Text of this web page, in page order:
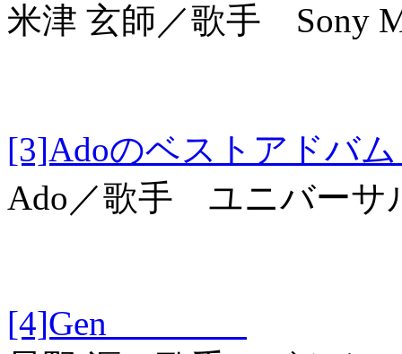
米津 玄師／歌手 Sony
[3]Adoのベスト
Ado／歌手 ユニバーサ
[4]Gen